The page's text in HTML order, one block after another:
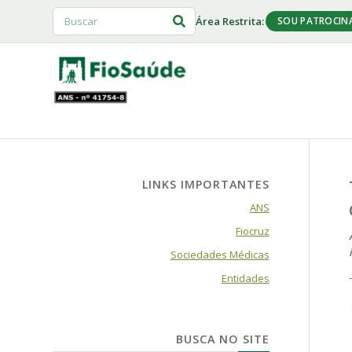
Área Restrita: SOU
LINKS IMPORTANTES
ANS
Fiocruz
Sociedades Médicas
Entidades
BUSCA NO SITE